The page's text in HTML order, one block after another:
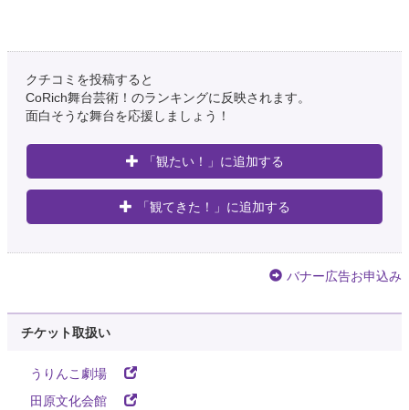
クチコミを投稿すると
CoRich舞台芸術！のランキングに反映されます。
面白そうな舞台を応援しましょう！
「観たい！」に追加する
「観てきた！」に追加する
バナー広告お申込み
チケット取扱い
うりんこ劇場
田原文化会館